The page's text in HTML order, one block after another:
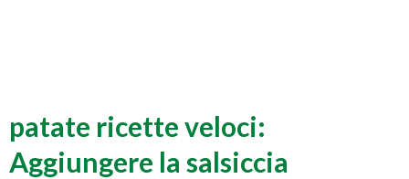
patate ricette veloci:
Aggiungere la salsiccia